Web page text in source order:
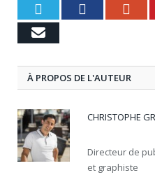
Twitter
Email
À PROPOS DE L'AUTEUR
CHRISTOPHE
Directeur de
et graphiste